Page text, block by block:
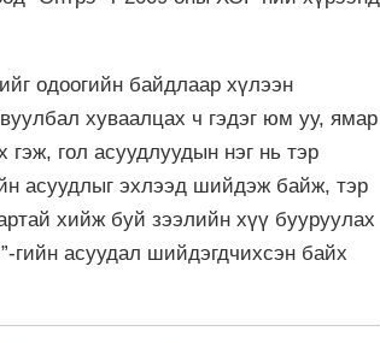
одоогийн байдлаар хүлээн
хуваалцах ч гэдэг юм уу, ямар
гэж, гол асуудлуудын нэг нь тэр
асуудлыг эхлээд шийдэж байж, тэр
хийж буй зээлийн хүү бууруулах
гийн асуудал шийдэгдчихсэн байх